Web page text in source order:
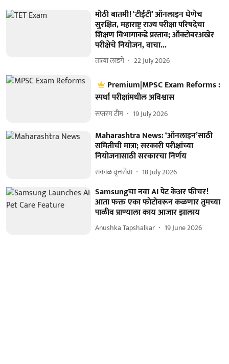
मोठी बातमी! ‘टीईटी’ ऑनलाइन घेणेच
सुरक्षित, महाराष्ट्र राज्य परीक्षा परिषदेचा
शिक्षण विभागाकडे प्रस्ताव; ऑक्टोबरअखेर
परीक्षेचे नियोजन, वाचा...
तात्या लांडगे 22 July 2026
Premium|MPSC Exam Reforms :
स्पर्धा परीक्षांमधील अविश्वास
सप्तरंग टीम 19 July 2026
Maharashtra News: ‘ऑनलाइन’साठी
समितीची मात्रा; सरकारी परीक्षांच्या
नियोजनासाठी सरकारचा निर्णय
सकाळ वृत्तसेवा 18 July 2026
Samsungचा नवा AI पेट केअर फीचर!
आता फक्त एका फोटोवरून कळणार तुमच्या
पाळीव प्राण्याला काय आजार झालाय
Anushka Tapshalkar 19 June 2026